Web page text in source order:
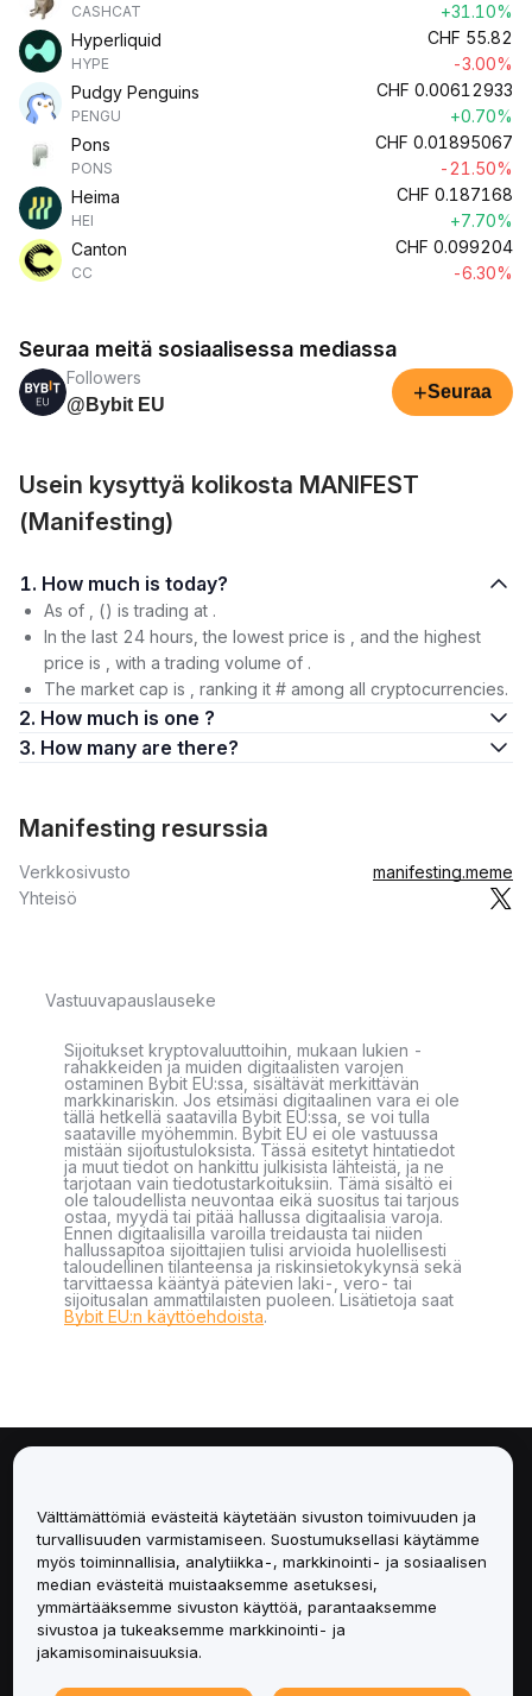
CASHCAT
+31.10%
Hyperliquid
HYPE
CHF 55.82
-3.00%
Pudgy Penguins
PENGU
CHF 0.00612933
+0.70%
Pons
PONS
CHF 0.01895067
-21.50%
Heima
HEI
CHF 0.187168
+7.70%
Canton
CC
CHF 0.099204
-6.30%
Seuraa meitä sosiaalisessa mediassa
Followers
@Bybit EU
+Seuraa
Usein kysyttyä kolikosta MANIFEST
(Manifesting)
1. How much is today?
As of , () is trading at .
In the last 24 hours, the lowest price is , and the highest
price is , with a trading volume of .
The market cap is , ranking it # among all cryptocurrencies.
2. How much is one ?
3. How many are there?
Manifesting resurssia
Verkkosivusto
manifesting.meme
Yhteisö
Vastuuvapauslauseke
Sijoitukset kryptovaluuttoihin, mukaan lukien -
rahakkeiden ja muiden digitaalisten varojen
ostaminen Bybit EU:ssa, sisältävät merkittävän
markkinariskin. Jos etsimäsi digitaalinen vara ei ole
tällä hetkellä saatavilla Bybit EU:ssa, se voi tulla
saataville myöhemmin. Bybit EU ei ole vastuussa
mistään sijoitustuloksista. Tässä esitetyt hintatiedot
ja muut tiedot on hankittu julkisista lähteistä, ja ne
tarjotaan vain tiedotustarkoituksiin. Tämä sisältö ei
ole taloudellista neuvontaa eikä suositus tai tarjous
ostaa, myydä tai pitää hallussa digitaalisia varoja.
Ennen digitaalisilla varoilla treidausta tai niiden
hallussapitoa sijoittajien tulisi arvioida huolellisesti
taloudellinen tilanteensa ja riskinsietokykynsä sekä
tarvittaessa kääntyä pätevien laki-, vero- tai
sijoitusalan ammattilaisten puoleen. Lisätietoja saat
Bybit EU:n käyttöehdoista.
Palvelut
Tuki
Tuotteet
Välttämättömiä evästeitä käytetään sivuston toimivuuden ja
turvallisuuden varmistamiseen. Suostumuksellasi käytämme
myös toiminnallisia, analytiikka-, markkinointi- ja sosiaalisen
median evästeitä muistaaksemme asetuksesi,
ymmärtääksemme sivuston käyttöä, parantaaksemme
sivustoa ja tukeaksemme markkinointi- ja
jakamisominaisuuksia.